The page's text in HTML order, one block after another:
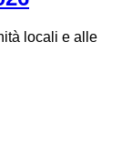
locali e alle